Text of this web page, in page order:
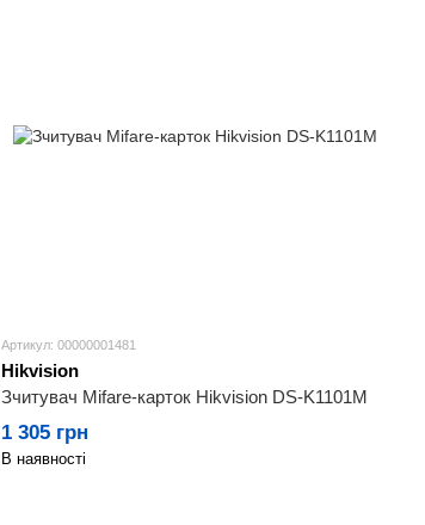
Артикул: 00000001481
Hikvision
Зчитувач Mifare-карток Hikvision DS-K1101M
1 305 грн
В наявності